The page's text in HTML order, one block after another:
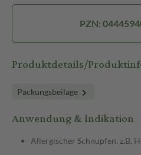
PZN:
Produktdetails/
Packungsbeilage
Anwendung & Indikation
Allergischer Schnupfen, z.B.